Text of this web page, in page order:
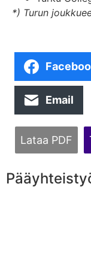
*) Turun
Email
Lataa PDF